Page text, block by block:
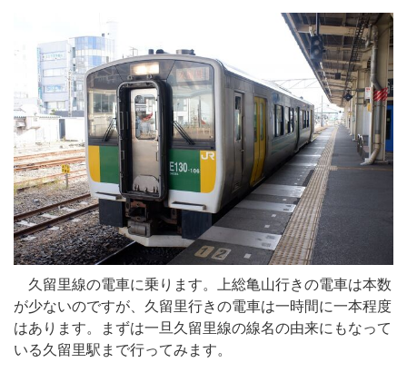
久留里線の電車に乗ります。上総亀山行きの電車は本数
が少ないのですが、久留里行きの電車は一時間に一本程度
はあります。まずは一旦久留里線の線名の由来にもなって
いる久留里駅まで行ってみます。